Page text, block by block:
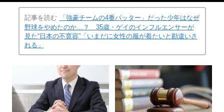
記事を読む
「強豪チームの4番バッター」だった少年はなぜ
野球をやめたのか…？ 35歳・ゲイのインフルエンサーが
見た“日本の不寛容”「いまだに女性の服が着たいと勘違いさ
れる」